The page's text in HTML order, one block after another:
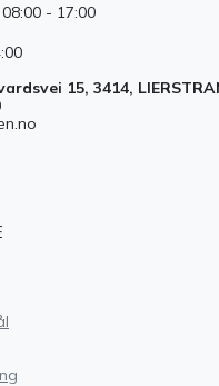
- 17:00
15, 3414,